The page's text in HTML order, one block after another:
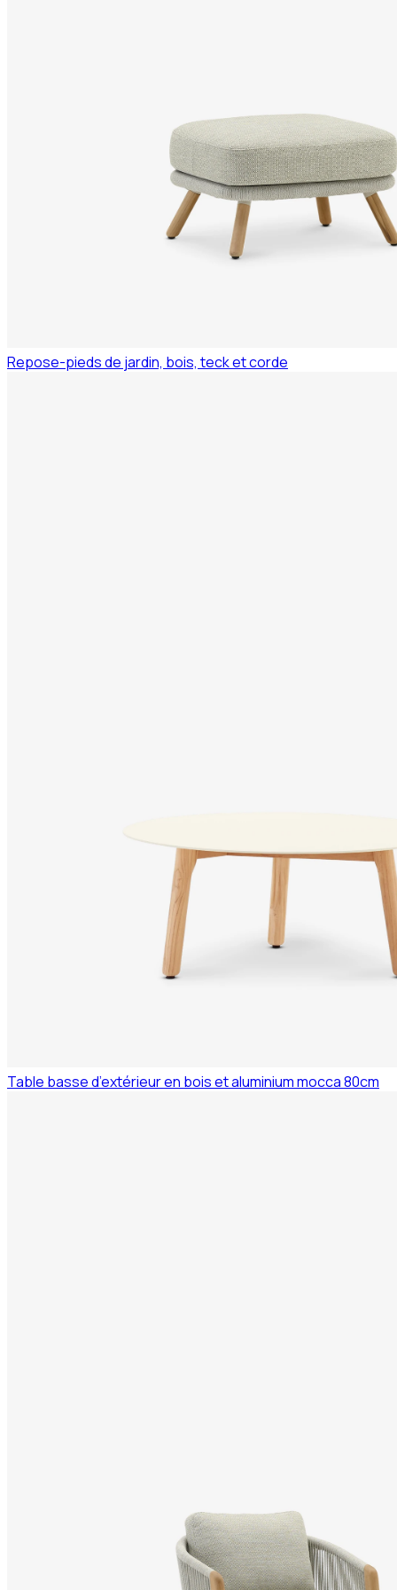
Repose-pieds de jardin, bois, teck et corde
Table basse d’extérieur en bois et aluminium mocca 80cm